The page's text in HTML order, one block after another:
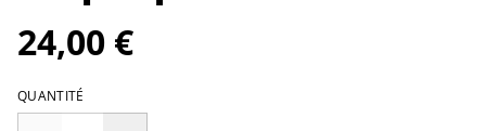
24,00 €
QUANTITÉ